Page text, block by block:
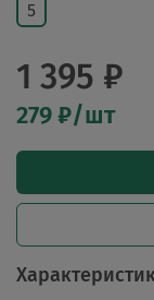
5
1 395 ₽
279 ₽/шт